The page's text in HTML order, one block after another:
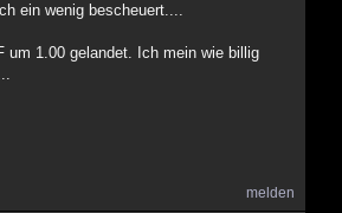
ein wenig bescheuert....
1.00 gelandet. Ich mein wie billig
melden